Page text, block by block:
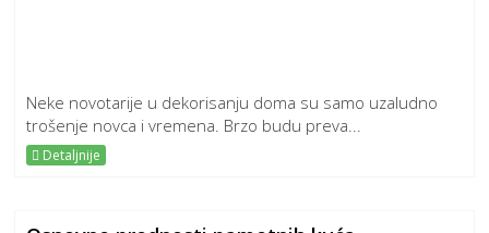
Neke novotarije u dekorisanju doma su samo uzaludno
trošenje novca i vremena. Brzo budu preva...
Detaljnije